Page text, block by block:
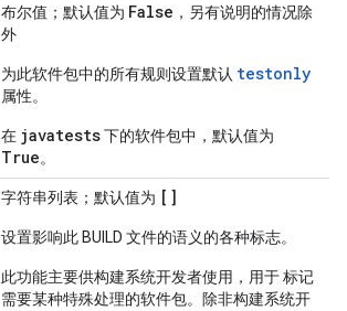
布尔值；默认值为 False ，另有说明的情况除
外
为此软件包中的所有规则设置默认 testonly
属性。
在 javatests下的软件包中，默认值为
True。
字符串列表；默认值为 []
设置影响此 BUILD 文件的语义的各种标志。
此功能主要供构建系统开发者使用，用于 标记
需要某种特殊处理的软件包。除非构建系统开